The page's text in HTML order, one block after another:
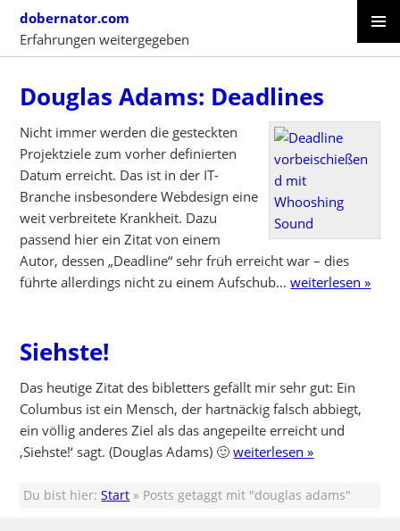
content
dobernator.com
Erfahrungen weitergegeben
CONTENT
Douglas Adams: Deadlines
Nicht immer werden die gesteckten
Projektziele zum vorher definierten
Datum erreicht. Das ist in der IT-
Branche insbesondere Webdesign eine
weit verbreitete Krankheit. Dazu
passend hier ein Zitat von einem
Autor, dessen „Deadline“ sehr früh erreicht war – dies
führte allerdings nicht zu einem Aufschub…weiterlesen »
Siehste!
Das heutige Zitat des bibletters gefällt mir sehr gut: Ein
Columbus ist ein Mensch, der hartnäckig falsch abbiegt,
ein völlig anderes Ziel als das angepeilte erreicht und
‚Siehste!‘ sagt. (Douglas Adams) 🙂weiterlesen »
Du bist hier:Start » Posts getaggt mit "douglas adams"